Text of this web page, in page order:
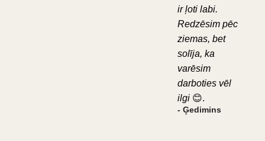
ir ļoti labi.
Redzēsim pēc
ziemas, bet
solīja, ka
varēsim
darboties vēl
ilgi 😊.
- Ģedimins